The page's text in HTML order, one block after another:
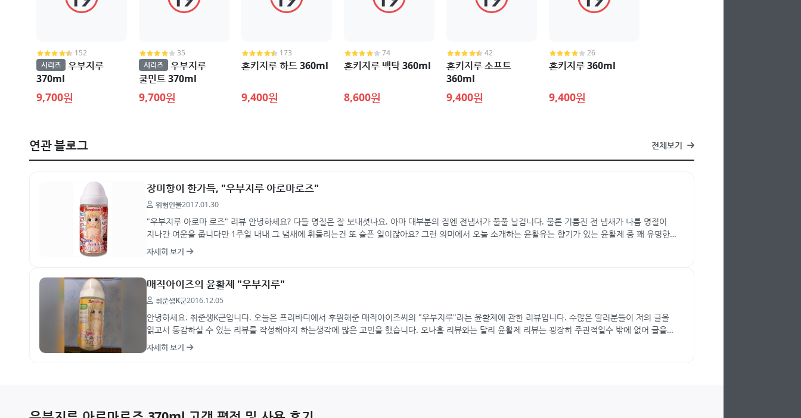
152
시리즈
우부지루
370ml
9,700원
35
시리즈
우부지루
쿨민트 370ml
9,700원
173
혼키지루 하드 360ml
9,400원
74
혼키지루 백탁 360ml
8,600원
42
혼키지루 소프트
360ml
9,400원
26
혼키지루 360ml
9,400원
연관 블로그 전체보기
장미향이 한가득, "우부지루 아로마로즈"
위험인물2017.01.30
"우부지루 아로마 로즈" 리뷰 안녕하세요? 다들 명절은 잘 보내셧나요. 아마 대부분의 집엔 전냄새가 풀풀 날겁니다. 물론 기름진 전 냄새가 나름 명절이
지나간 여운을 줍니다만 1주일 내내 그 냄새에 휘둘리는건 또 슬픈 일이잖아요? 그런 의미에서 오늘 소개하는 윤활유는 향기가 있는 윤활제 중 꽤 유명한
제품인 우부지루 아로…
자세히 보기
매직아이즈의 윤활제 "우부지루"
취준생K군2016.12.05
안녕하세요. 취준생K군입니다. 오늘은 프리바디에서 후원해준 매직아이즈씨의 "우부지루"라는 윤활제에 관한 리뷰입니다. 수많은 딸러분들이 저의 글을
읽고서 동감하실 수 있는 리뷰를 작성해야지 하는생각에 많은 고민을 했습니다. 오나홀 리뷰와는 달리 윤활제 리뷰는 굉장히 주관적일수 밖에 없어 글을
적는 입장에서 굉장히 난해합니다…
자세히 보기